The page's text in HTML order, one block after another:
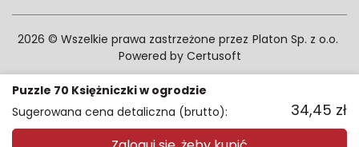
Puzzle 70 Księżniczki w ogrodzie
Sugerowana cena detaliczna (brutto):
34,45 zł
2026 © Wszelkie prawa zastrzeżone przez Platon Sp. z o.o.
Powered by Certusoft